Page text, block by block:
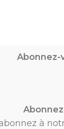
Abonnez-
à